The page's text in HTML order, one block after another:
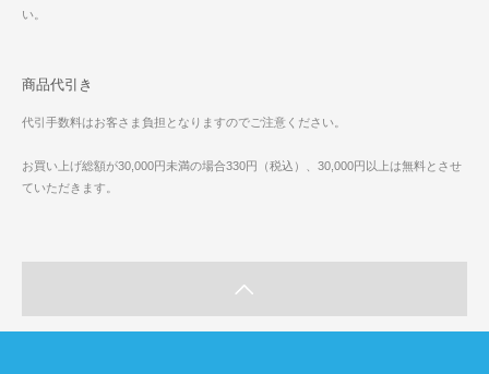
い。
商品代引き
代引手数料はお客さま負担となりますのでご注意ください。
お買い上げ総額が30,000円未満の場合330円（税込）、30,000円以上は無料とさせ
ていただきます。